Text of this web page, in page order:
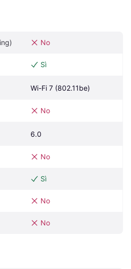
No
Sì
Wi-Fi 7 (802.11be)
No
6.0
No
Sì
No
No